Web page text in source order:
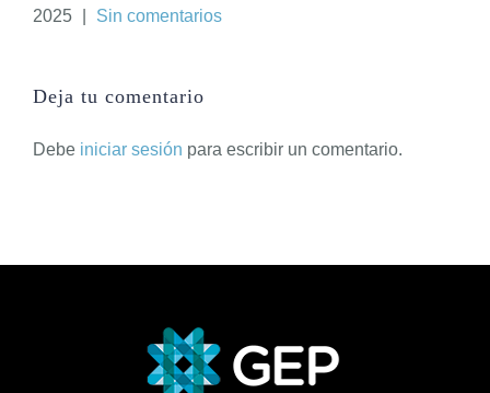
2025 | Sin comentarios
Deja tu comentario
Debe iniciar sesión para escribir un comentario.